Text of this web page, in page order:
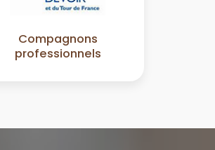
Compagnons
professionnels